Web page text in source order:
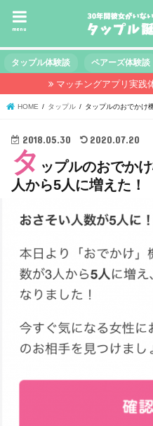
menu
タップル体験談 ペアーズ体験談
マッチングアプリ実践
HOME タップル タップルのおでかけ
2018.05.30 2020.07.20
タ ップルのおでか
人から5人に増えた！